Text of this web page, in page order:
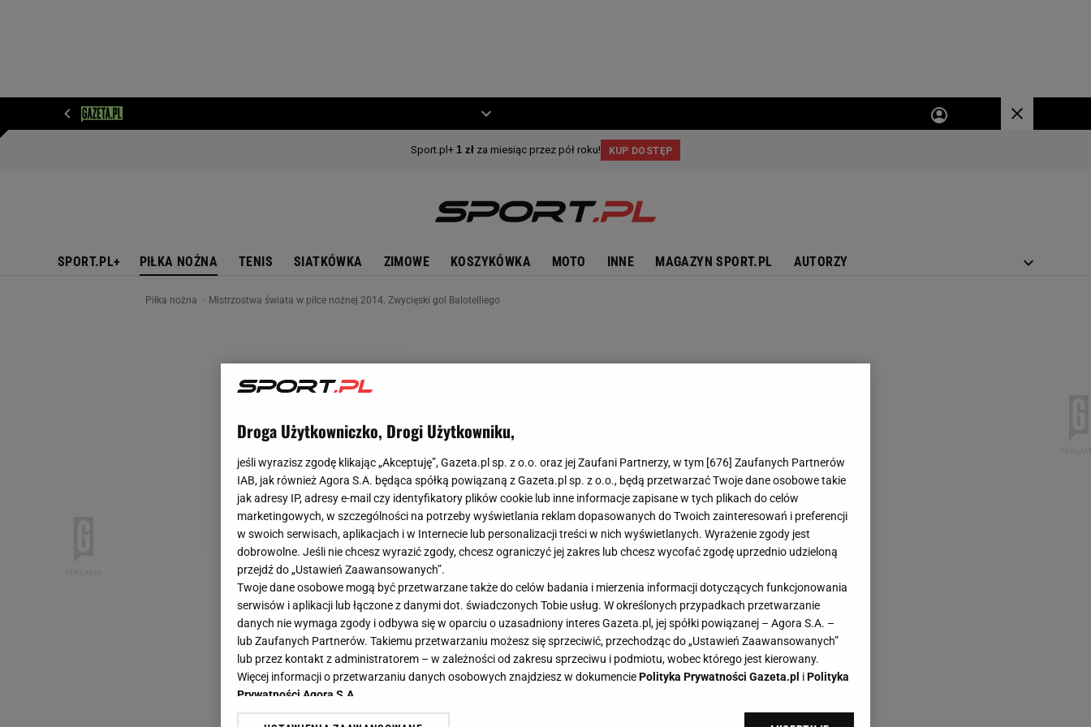
SPORT.PL+ PIŁKA NOŻNA TENIS SIATKÓWKA ZIMOWE KOSZYKÓWKA MOTO INNE MAGAZYN SPORT.PL AUTORZY
Piłka nożna Mistrzostwa świata w piłce nożnej 2014. Zwycięski gol Balotelliego
Droga Użytkowniczko, Drogi Użytkowniku,
jeśli wyrazisz zgodę klikając „Akceptuję”, Gazeta.pl sp. z o.o. oraz jej Zaufani Partnerzy, w tym [676] Zaufanych Partnerów
IAB, jak również Agora S.A. będąca spółką powiązaną z Gazeta.pl sp. z o.o., będą przetwarzać Twoje dane osobowe takie
jak adresy IP, adresy e-mail czy identyfikatory plików cookie lub inne informacje zapisane w tych plikach do celów
marketingowych, w szczególności na potrzeby wyświetlania reklam dopasowanych do Twoich zainteresowań i preferencji
w swoich serwisach, aplikacjach i w Internecie lub personalizacji treści w nich wyświetlanych. Wyrażenie zgody jest
dobrowolne. Jeśli nie chcesz wyrazić zgody, chcesz ograniczyć jej zakres lub chcesz wycofać zgodę uprzednio udzieloną
przejdź do „Ustawień Zaawansowanych”.
Twoje dane osobowe mogą być przetwarzane także do celów badania i mierzenia informacji dotyczących funkcjonowania
serwisów i aplikacji lub łączone z danymi dot. świadczonych Tobie usług. W określonych przypadkach przetwarzanie
danych nie wymaga zgody i odbywa się w oparciu o uzasadniony interes Gazeta.pl, jej spółki powiązanej – Agora S.A. –
lub Zaufanych Partnerów. Takiemu przetwarzaniu możesz się sprzeciwić, przechodząc do „Ustawień Zaawansowanych”
lub przez kontakt z administratorem – w zależności od zakresu sprzeciwu i podmiotu, wobec którego jest kierowany.
Więcej informacji o przetwarzaniu danych osobowych znajdziesz w dokumenciePolityka Prywatności Gazeta.pl iPolityka
Prywatności Agora S.A.